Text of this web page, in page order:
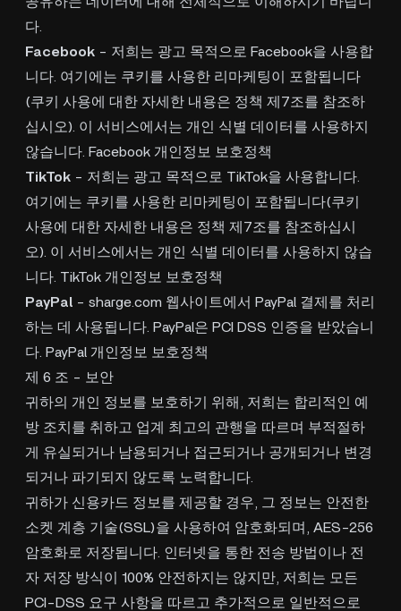
다.
Facebook - 저희는 광고 목적으로 Facebook을 사용합
니다. 여기에는 쿠키를 사용한 리마케팅이 포함됩니다
(쿠키 사용에 대한 자세한 내용은 정책 제7조를 참조하
십시오). 이 서비스에서는 개인 식별 데이터를 사용하지
않습니다. Facebook 개인정보 보호정책
TikTok - 저희는 광고 목적으로 TikTok을 사용합니다.
여기에는 쿠키를 사용한 리마케팅이 포함됩니다(쿠키
사용에 대한 자세한 내용은 정책 제7조를 참조하십시
오). 이 서비스에서는 개인 식별 데이터를 사용하지 않습
니다. TikTok 개인정보 보호정책
PayPal - sharge.com 웹사이트에서 PayPal 결제를 처리
하는 데 사용됩니다. PayPal은 PCI DSS 인증을 받았습니
다. PayPal 개인정보 보호정책
제 6 조 - 보안
귀하의 개인 정보를 보호하기 위해, 저희는 합리적인 예
방 조치를 취하고 업계 최고의 관행을 따르며 부적절하
게 유실되거나 남용되거나 접근되거나 공개되거나 변경
되거나 파기되지 않도록 노력합니다.
귀하가 신용카드 정보를 제공할 경우, 그 정보는 안전한
소켓 계층 기술(SSL)을 사용하여 암호화되며, AES-256
암호화로 저장됩니다. 인터넷을 통한 전송 방법이나 전
자 저장 방식이 100% 안전하지는 않지만, 저희는 모든
PCI-DSS 요구 사항을 따르고 추가적으로 일반적으로